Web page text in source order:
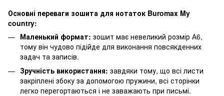
Основні переваги зошита для нотаток Buromax My
country:
Маленький формат: зошит має невеликий розмір А6,
тому він чудово підійде для виконання повсякденних
задач та записів.
Зручність використання: завдяки тому, що всі листи
закріплені збоку за допомогою пружини, всі сторінки
легко перегортаються і не заважають при письмі.